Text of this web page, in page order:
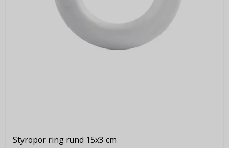
Styropor ring rund 15x3 cm